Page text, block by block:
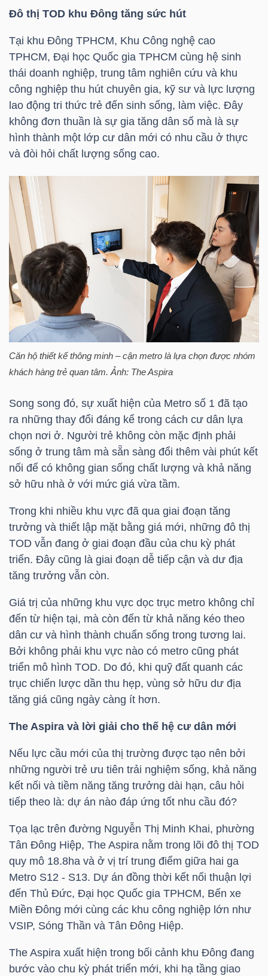
Đô thị TOD khu Đông tăng sức hút
Tại khu Đông TPHCM, Khu Công nghệ cao
TPHCM, Đại học Quốc gia TPHCM cùng hệ sinh
thái doanh nghiệp, trung tâm nghiên cứu và khu
công nghiệp thu hút chuyên gia, kỹ sư và lực lượng
lao động tri thức trẻ đến sinh sống, làm việc. Đây
không đơn thuần là sự gia tăng dân số mà là sự
hình thành một lớp cư dân mới có nhu cầu ở thực
và đòi hỏi chất lượng sống cao.
Căn hộ thiết kế thông minh – cận metro là lựa chọn được nhóm
khách hàng trẻ quan tâm. Ảnh: The Aspira
Song song đó, sự xuất hiện của Metro số 1 đã tạo
ra những thay đổi đáng kể trong cách cư dân lựa
chọn nơi ở. Người trẻ không còn mặc định phải
sống ở trung tâm mà sẵn sàng đổi thêm vài phút kết
nối để có không gian sống chất lượng và khả năng
sở hữu nhà ở với mức giá vừa tầm.
Trong khi nhiều khu vực đã qua giai đoạn tăng
trưởng và thiết lập mặt bằng giá mới, những đô thị
TOD vẫn đang ở giai đoạn đầu của chu kỳ phát
triển. Đây cũng là giai đoạn dễ tiếp cận và dư địa
tăng trưởng vẫn còn.
Giá trị của những khu vực dọc trục metro không chỉ
đến từ hiện tại, mà còn đến từ khả năng kéo theo
dân cư và hình thành chuẩn sống trong tương lai.
Bởi không phải khu vực nào có metro cũng phát
triển mô hình TOD. Do đó, khi quỹ đất quanh các
trục chiến lược dần thu hẹp, vùng sở hữu dư địa
tăng giá cũng ngày càng ít hơn.
The Aspira và lời giải cho thế hệ cư dân mới
Nếu lực cầu mới của thị trường được tạo nên bởi
những người trẻ ưu tiên trải nghiệm sống, khả năng
kết nối và tiềm năng tăng trưởng dài hạn, câu hỏi
tiếp theo là: dự án nào đáp ứng tốt nhu cầu đó?
Tọa lạc trên đường Nguyễn Thị Minh Khai, phường
Tân Đông Hiệp, The Aspira nằm trong lõi đô thị TOD
quy mô 18.8ha và ở vị trí trung điểm giữa hai ga
Metro S12 - S13. Dự án đồng thời kết nối thuận lợi
đến Thủ Đức, Đại học Quốc gia TPHCM, Bến xe
Miền Đông mới cùng các khu công nghiệp lớn như
VSIP, Sóng Thần và Tân Đông Hiệp.
The Aspira xuất hiện trong bối cảnh khu Đông đang
bước vào chu kỳ phát triển mới, khi hạ tầng giao
NGHIỆP
CỔ
PHIẾU
PHÁI
TRÁI
PHIẾU
CÔNG
ĐẦU
TƯ
XUẤT
DỮ
LIỆU
Ngành
VS-
SECTOR
LƯỢNG
LIỆU
CÔNG
NGHIỆP
TIÊU
DÙNG
KHÔNG
THIẾT